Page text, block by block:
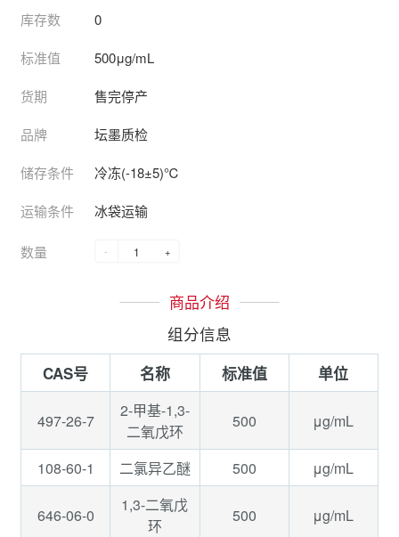
库存数 0
标准值 500μg/mL
货期 售完停产
品牌 坛墨质检
储存条件 冷冻(-18±5)℃
运输条件 冰袋运输
数量 - +
商品介绍
组分信息
CAS号 名称 标准值 单位
497-26-7
2-甲基-1,3-
二氧戊环
500 μg/mL
108-60-1 二氯异乙醚 500 μg/mL
646-06-0
1,3-二氧戊
环
500 μg/mL